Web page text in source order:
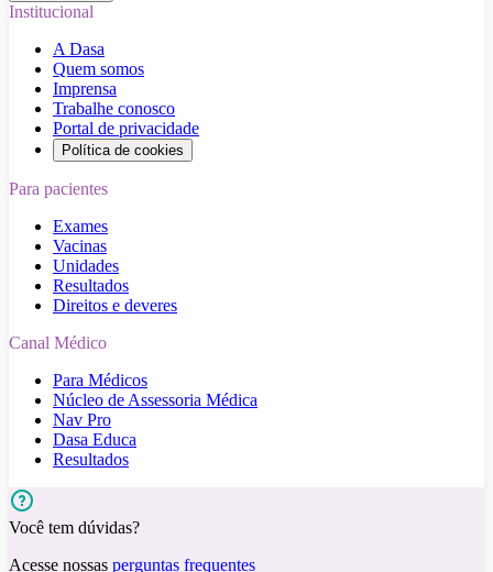
Institucional
A Dasa
Quem somos
Imprensa
Trabalhe conosco
Portal de privacidade
Política de cookies
Para pacientes
Exames
Vacinas
Unidades
Resultados
Direitos e deveres
Canal Médico
Para Médicos
Núcleo de Assessoria Médica
Nav Pro
Dasa Educa
Resultados
Você tem dúvidas?
Acesse nossas perguntas frequentes